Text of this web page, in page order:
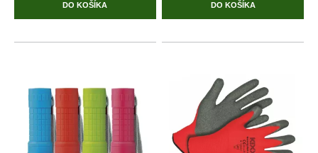
DO KOŠÍKA DO KOŠÍKA